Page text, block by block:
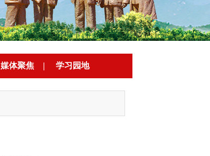
媒体聚焦 | 学习园地